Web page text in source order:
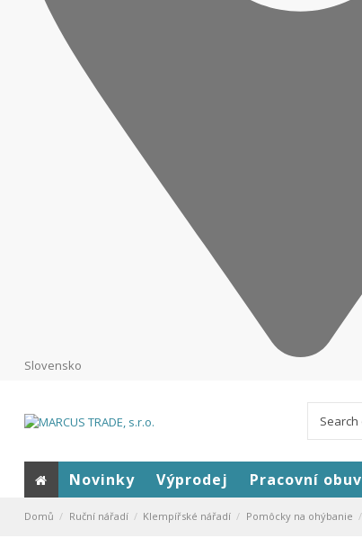
Slovensko
Novinky Výprodej Pracovní obuv
Domů Ruční nářadí Klempířské nářadí Pomôcky na ohýbanie